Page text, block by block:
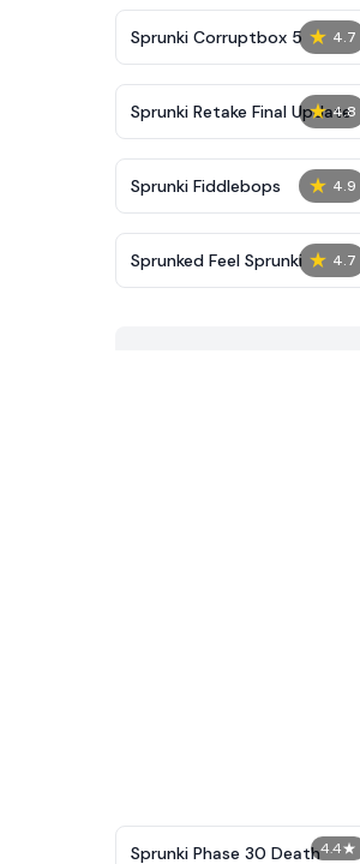
★ 4.7
Sprunki Corruptbox 5
★ 4.8
Sprunki Retake Final Update
★ 4.9
Sprunki Fiddlebops
★ 4.7
Sprunked Feel Sprunki
4.4★
Sprunki Phase 30 Death